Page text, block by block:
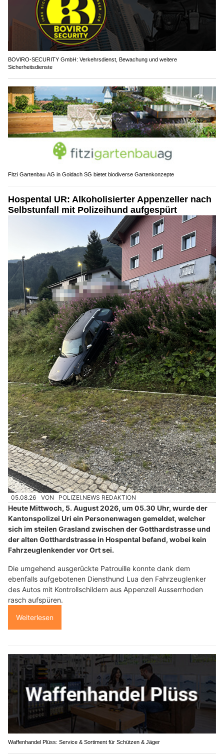
BOVIRO-SECURITY GmbH: Verkehrsdienst, Bewachung und weitere
Sicherheitsdienste
Fitzi Gartenbau AG in Goldach SG bietet biodiverse Gartenkonzepte
Hospental UR: Alkoholisierter Appenzeller nach
Selbstunfall mit Polizeihund aufgespürt
05.08.26 VON POLIZEI.NEWS REDAKTION
Heute Mittwoch, 5. August 2026, um 05.30 Uhr, wurde der
Kantonspolizei Uri ein Personenwagen gemeldet, welcher
sich im steilen Grasland zwischen der Gotthardstrasse und
der alten Gotthardstrasse in Hospental befand, wobei kein
Fahrzeuglenkender vor Ort sei.
Die umgehend ausgerückte Patrouille konnte dank dem
ebenfalls aufgebotenen Diensthund Lua den Fahrzeuglenker
des Autos mit Kontrollschildern aus Appenzell Ausserrhoden
rasch aufspüren.
Weiterlesen
Waffenhandel Plüss: Service & Sortiment für Schützen & Jäger